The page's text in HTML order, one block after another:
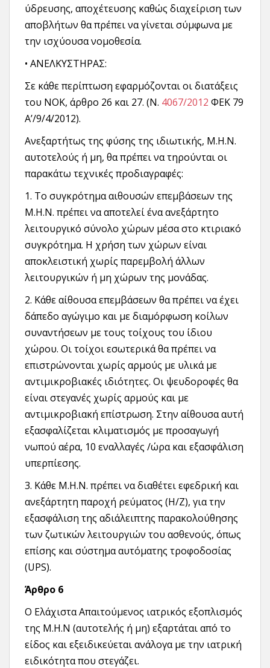
ύδρευσης, αποχέτευσης καθώς διαχείριση των
αποβλήτων θα πρέπει να γίνεται σύμφωνα με
την ισχύουσα νομοθεσία.
• ΑΝΕΛΚΥΣΤΗΡΑΣ:
Σε κάθε περίπτωση εφαρμόζονται οι διατάξεις
του ΝΟΚ, άρθρο 26 και 27. (Ν. 4067/2012 ΦΕΚ 79
Α’/9/4/2012).
Ανεξαρτήτως της φύσης της ιδιωτικής, Μ.Η.Ν.
αυτοτελούς ή μη, θα πρέπει να τηρούνται οι
παρακάτω τεχνικές προδιαγραφές:
1. Το συγκρότημα αιθουσών επεμβάσεων της
Μ.Η.Ν. πρέπει να αποτελεί ένα ανεξάρτητο
λειτουργικό σύνολο χώρων μέσα στο κτιριακό
συγκρότημα. Η χρήση των χώρων είναι
αποκλειστική χωρίς παρεμβολή άλλων
λειτουργικών ή μη χώρων της μονάδας.
2. Κάθε αίθουσα επεμβάσεων θα πρέπει να έχει
δάπεδο αγώγιμο και με διαμόρφωση κοίλων
συναντήσεων με τους τοίχους του ίδιου
χώρου. Οι τοίχοι εσωτερικά θα πρέπει να
επιστρώνονται χωρίς αρμούς με υλικά με
αντιμικροβιακές ιδιότητες. Οι ψευδοροφές θα
είναι στεγανές χωρίς αρμούς και με
αντιμικροβιακή επίστρωση. Στην αίθουσα αυτή
εξασφαλίζεται κλιματισμός με προσαγωγή
νωπού αέρα, 10 εναλλαγές /ώρα και εξασφάλιση
υπερπίεσης.
3. Κάθε Μ.Η.Ν. πρέπει να διαθέτει εφεδρική και
ανεξάρτητη παροχή ρεύματος (Η/Ζ), για την
εξασφάλιση της αδιάλειπτης παρακολούθησης
των ζωτικών λειτουργιών του ασθενούς, όπως
επίσης και σύστημα αυτόματης τροφοδοσίας
(UPS).
Άρθρο 6
O Ελάχιστα Απαιτούμενος ιατρικός εξοπλισμός
της Μ.Η.Ν (αυτοτελής ή μη) εξαρτάται από το
είδος και εξειδικεύεται ανάλογα με την ιατρική
ειδικότητα που στεγάζει.